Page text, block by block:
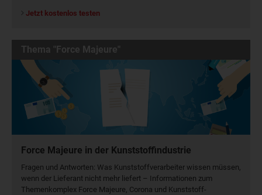
Jetzt kostenlos testen
Thema "Force Majeure"
Force Majeure in der Kunststoffindustrie
Fragen und Antworten: Was Kunst­stoff­verarbeiter wissen müssen,
wenn der Lieferant nicht mehr liefert – Informationen zum
Themenkomplex Force Majeure, Corona und Kunststoff-